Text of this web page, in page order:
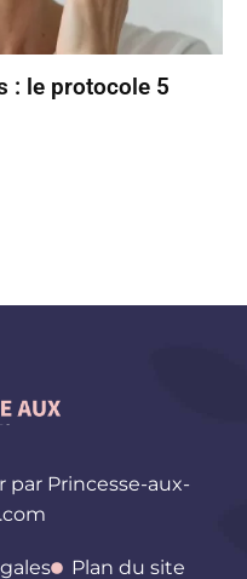
: le protocole 5
par Princesse-aux-
Plan du site